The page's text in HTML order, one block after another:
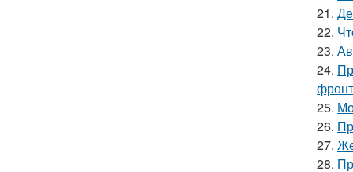
21.
22.
23.
24.
25.
26.
27.
28.